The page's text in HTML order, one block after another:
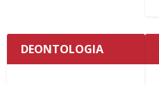
DEONTOLOGIA